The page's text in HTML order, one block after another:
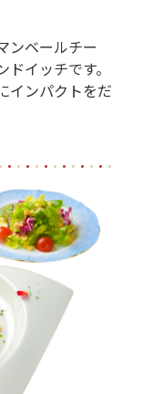
ンベールチー
イッチです。
インパクトをだ